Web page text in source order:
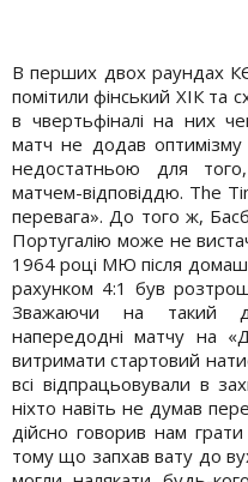
В перших двох раундах
помітили фінський ХІК та
в чвертьфіналі на них
матч не додав
недостатньою для
матчем-відповіддю. The
перевага». До того ж,
Португалію може не
1964 році МЮ після
рахунком 4:1 був
Зважаючи на такий
напередодні матчу на
витримати стартовий
всі відпрацьовували в
ніхто навіть не думав
дійсно говорив нам
тому що запхав вату до